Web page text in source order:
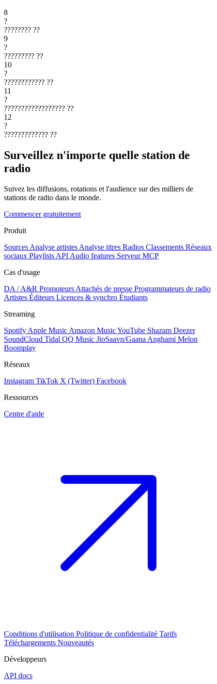
8
?
???????? ??
9
?
????????? ??
10
?
???????????? ??
11
?
?????????????????? ??
12
?
????????????? ??
Surveillez n'importe quelle station de
radio
Suivez les diffusions, rotations et l'audience sur des milliers de
stations de radio dans le monde.
Commencer gratuitement
Produit
Sources Analyse artistes Analyse titres Radios Classements Réseaux
sociaux Playlists API Audio features Serveur MCP
Cas d'usage
DA / A&R Promoteurs Attachés de presse Programmateurs de radio
Artistes Éditeurs Licences & synchro Étudiants
Streaming
Spotify Apple Music Amazon MusicYouTube Shazam Deezer
SoundCloud Tidal QQ Music JioSaavn/Gaana Anghami Melon
Boomplay
Réseaux
Instagram TikTok X (Twitter) Facebook
Ressources
Centre d'aide
Conditions d'utilisation Politique de confidentialité Tarifs
Téléchargements Nouveautés
Développeurs
API docs